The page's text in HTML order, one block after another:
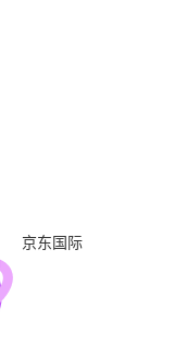
京东国际